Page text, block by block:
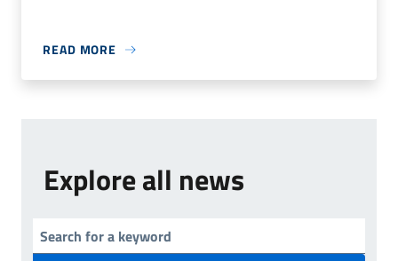
READ MORE
Explore all news